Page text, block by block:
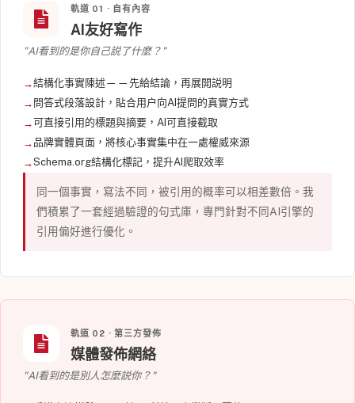
軌道 01 · 自有內容
AI友好寫作
"AI看到的是你自己説了什麼？"
結構化事實陳述——先給結論，再展開説明
問答式段落設計，貼合用户向AI提問的真實方式
可直接引用的標題與摘要，AI可直接截取
品牌實體頁面，將核心事實集中在一處權威來源
Schema.org結構化標記，提升AI爬取效率
同一個事實，寫法不同，被引用的概率可以相差數倍。我
們積累了一套經過驗證的句式庫，專門針對不同AI引擎的
引用偏好進行優化。
軌道 02 · 第三方發佈
媒體發佈網絡
"AI看到的是別人怎麼説你？"